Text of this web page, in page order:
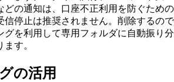
どの通知は、口座不正利用を防ぐための
信停止は推奨されません。削除するので
グを利用して専用フォルダに自動振り分
す。
の活用